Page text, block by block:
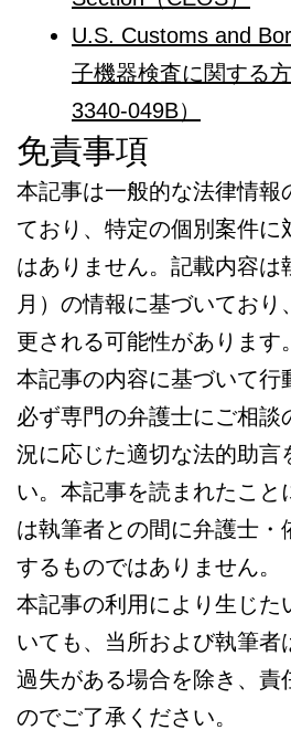
U.S. Customs and
子機器検査に関する
3340-049B）
免責事項
本記事は一般的な法律情報
ており、特定の個別案件に
はありません。記載内容は
月）の情報に基づいており
更される可能性があります。
本記事の内容に基づいて行
必ず専門の弁護士にご相談
況に応じた適切な法的助言
い。本記事を読まれたこと
は執筆者との間に弁護士・
するものではありません。
本記事の利用により生じた
いても、当所および執筆者
過失がある場合を除き、責
のでご了承ください。